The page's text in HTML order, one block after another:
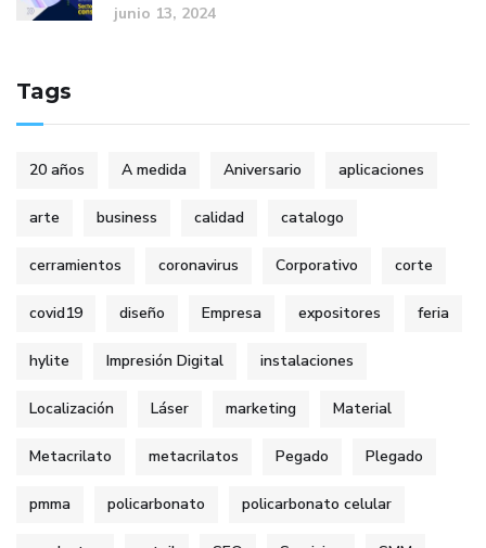
junio 13, 2024
Tags
20 años A medida Aniversario aplicaciones
arte business calidad catalogo
cerramientos coronavirus Corporativo corte
covid19 diseño Empresa expositores feria
hylite Impresión Digital instalaciones
Localización Láser marketing Material
Metacrilato metacrilatos Pegado Plegado
pmma policarbonato policarbonato celular